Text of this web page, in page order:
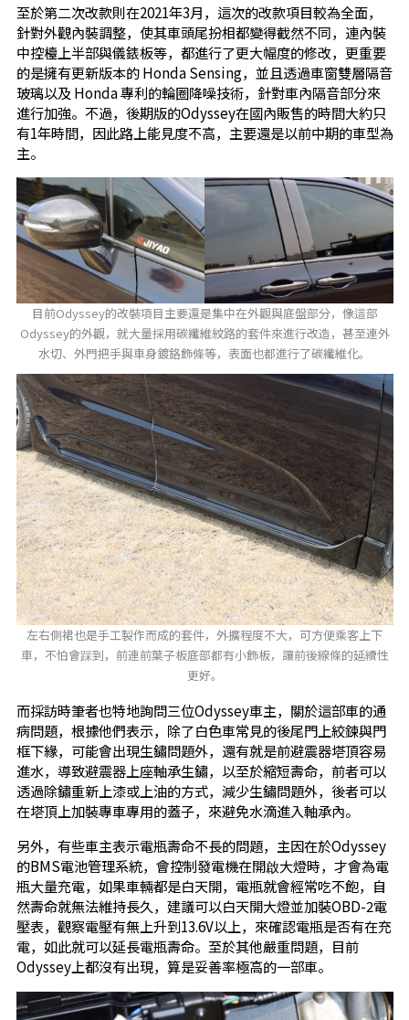
至於第二次改款則在2021年3月，這次的改款項目較為全面，
針對外觀內裝調整，使其車頭尾扮相都變得截然不同，連內裝
中控檯上半部與儀錶板等，都進行了更大幅度的修改，更重要
的是擁有更新版本的 Honda Sensing，並且透過車窗雙層隔音
玻璃以及 Honda 專利的輪圈降噪技術，針對車內隔音部分來
進行加強。不過，後期版的Odyssey在國內販售的時間大約只
有1年時間，因此路上能見度不高，主要還是以前中期的車型為
主。
目前Odyssey的改裝項目主要還是集中在外觀與底盤部分，像這部
Odyssey的外觀，就大量採用碳纖維紋路的套件來進行改造，甚至連外
水切、外門把手與車身鍍鉻飾條等，表面也都進行了碳纖維化。
左右側裙也是手工製作而成的套件，外擴程度不大，可方便乘客上下
車，不怕會踩到，前連前葉子板底部都有小飾板，讓前後線條的延續性
更好。
而採訪時筆者也特地詢問三位Odyssey車主，關於這部車的通
病問題，根據他們表示，除了白色車常見的後尾門上絞鍊與門
框下緣，可能會出現生鏽問題外，還有就是前避震器塔頂容易
進水，導致避震器上座軸承生鏽，以至於縮短壽命，前者可以
透過除鏽重新上漆或上油的方式，減少生鏽問題外，後者可以
在塔頂上加裝專車專用的蓋子，來避免水滴進入軸承內。
另外，有些車主表示電瓶壽命不長的問題，主因在於Odyssey
的BMS電池管理系統，會控制發電機在開啟大燈時，才會為電
瓶大量充電，如果車輛都是白天開，電瓶就會經常吃不飽，自
然壽命就無法維持長久，建議可以白天開大燈並加裝OBD-2電
壓表，觀察電壓有無上升到13.6V以上，來確認電瓶是否有在充
電，如此就可以延長電瓶壽命。至於其他嚴重問題，目前
Odyssey上都沒有出現，算是妥善率極高的一部車。